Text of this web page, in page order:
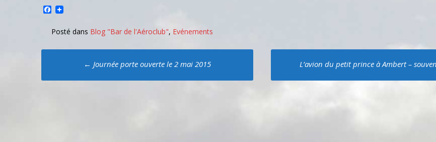
Facebook
Posté dans Blog "Bar de l'Aéroclub", Evénements
Poste
navigation
← Journée porte ouverte le 2 mai 2015 L’avion du petit prince à Ambert –